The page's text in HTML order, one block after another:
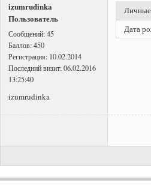
izumrudinka
Пользователь
Сообщений:45
Баллов:450
Регистрация: 10.02.2014
Последний визит:06.02.2016
13:25:40
izumrudinka
Дата